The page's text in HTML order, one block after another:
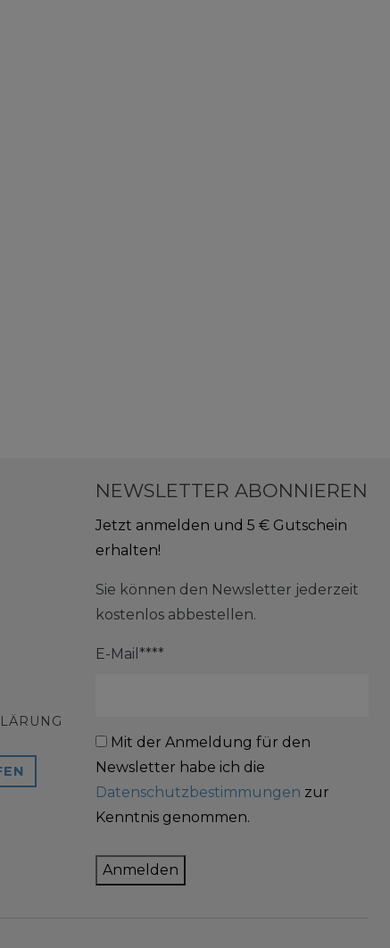
NEWSLETTER ABONNIEREN
Jetzt anmelden und 5 € Gutschein
erhalten!
Sie können den Newsletter jederzeit
kostenlos abbestellen.
E-Mail****
Mit der Anmeldung für den
Newsletter habe ich die
Datenschutzbestimmungen zur
Kenntnis genommen.
Anmelden